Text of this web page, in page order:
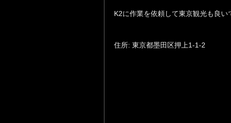
K2に作業を依頼して東京観光も良い
住所: 東京都墨田区押上1-1-2